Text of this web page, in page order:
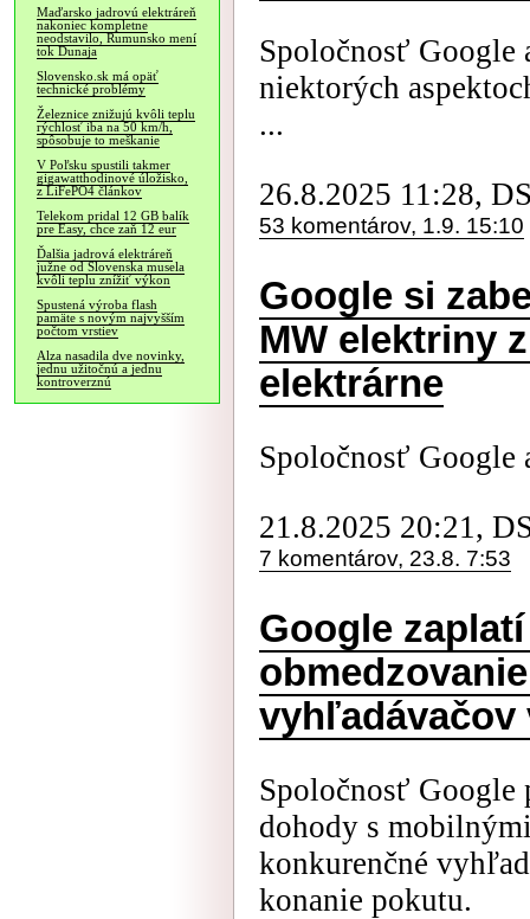
Maďarsko jadrovú elektráreň
nakoniec kompletne
neodstavilo, Rumunsko mení
tok Dunaja
Slovensko.sk má opäť
technické problémy
Železnice znižujú kvôli teplu
rýchlosť iba na 50 km/h,
spôsobuje to meškanie
V Poľsku spustili takmer
gigawatthodinové úložisko,
z LiFePO4 článkov
Telekom pridal 12 GB balík
pre Easy, chce zaň 12 eur
Ďalšia jadrová elektráreň
južne od Slovenska musela
kvôli teplu znížiť výkon
Spustená výroba flash
pamäte s novým najvyšším
počtom vrstiev
Alza nasadila dve novinky,
jednu užitočnú a jednu
kontroverznú
Spoločnosť Google
niektorých
...
26.8.2025 11:28,
53 komentárov, 1.9. 15:10
Google si
MW elektriny
elektrárne
Spoločnosť Google
21.8.2025 20:21,
7 komentárov, 23.8. 7:53
Google
vyhľadávačov
Spoločnosť Google
dohody s
konkurenčné
konanie pokutu.